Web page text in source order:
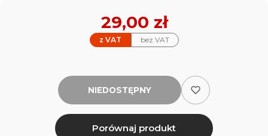
z VAT bez VAT
Cena
29,00 zł
NIEDOSTĘPNY
Porównaj produkt